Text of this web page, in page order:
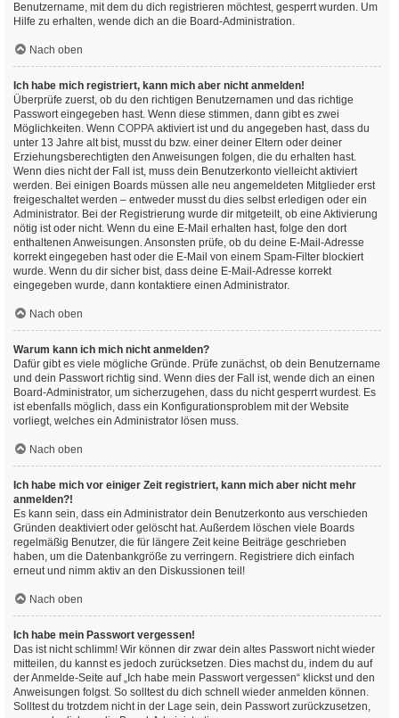
Benutzername, mit dem du dich registrieren möchtest, gesperrt wurden. Um
Hilfe zu erhalten, wende dich an die Board-Administration.
Nach oben
Ich habe mich registriert, kann mich aber nicht anmelden!
Überprüfe zuerst, ob du den richtigen Benutzernamen und das richtige
Passwort eingegeben hast. Wenn diese stimmen, dann gibt es zwei
Möglichkeiten. Wenn COPPA aktiviert ist und du angegeben hast, dass du
unter 13 Jahre alt bist, musst du bzw. einer deiner Eltern oder deiner
Erziehungsberechtigten den Anweisungen folgen, die du erhalten hast.
Wenn dies nicht der Fall ist, muss dein Benutzerkonto vielleicht aktiviert
werden. Bei einigen Boards müssen alle neu angemeldeten Mitglieder erst
freigeschaltet werden – entweder musst du dies selbst erledigen oder ein
Administrator. Bei der Registrierung wurde dir mitgeteilt, ob eine Aktivierung
nötig ist oder nicht. Wenn du eine E-Mail erhalten hast, folge den dort
enthaltenen Anweisungen. Ansonsten prüfe, ob du deine E-Mail-Adresse
korrekt eingegeben hast oder die E-Mail von einem Spam-Filter blockiert
wurde. Wenn du dir sicher bist, dass deine E-Mail-Adresse korrekt
eingegeben wurde, dann kontaktiere einen Administrator.
Nach oben
Warum kann ich mich nicht anmelden?
Dafür gibt es viele mögliche Gründe. Prüfe zunächst, ob dein Benutzername
und dein Passwort richtig sind. Wenn dies der Fall ist, wende dich an einen
Board-Administrator, um sicherzugehen, dass du nicht gesperrt wurdest. Es
ist ebenfalls möglich, dass ein Konfigurationsproblem mit der Website
vorliegt, welches ein Administrator lösen muss.
Nach oben
Ich habe mich vor einiger Zeit registriert, kann mich aber nicht mehr
anmelden?!
Es kann sein, dass ein Administrator dein Benutzerkonto aus verschieden
Gründen deaktiviert oder gelöscht hat. Außerdem löschen viele Boards
regelmäßig Benutzer, die für längere Zeit keine Beiträge geschrieben
haben, um die Datenbankgröße zu verringern. Registriere dich einfach
erneut und nimm aktiv an den Diskussionen teil!
Nach oben
Ich habe mein Passwort vergessen!
Das ist nicht schlimm! Wir können dir zwar dein altes Passwort nicht wieder
mitteilen, du kannst es jedoch zurücksetzen. Dies machst du, indem du auf
der Anmelde-Seite auf „Ich habe mein Passwort vergessen“ klickst und den
Anweisungen folgst. So solltest du dich schnell wieder anmelden können.
Solltest du trotzdem nicht in der Lage sein, dein Passwort zurückzusetzen,